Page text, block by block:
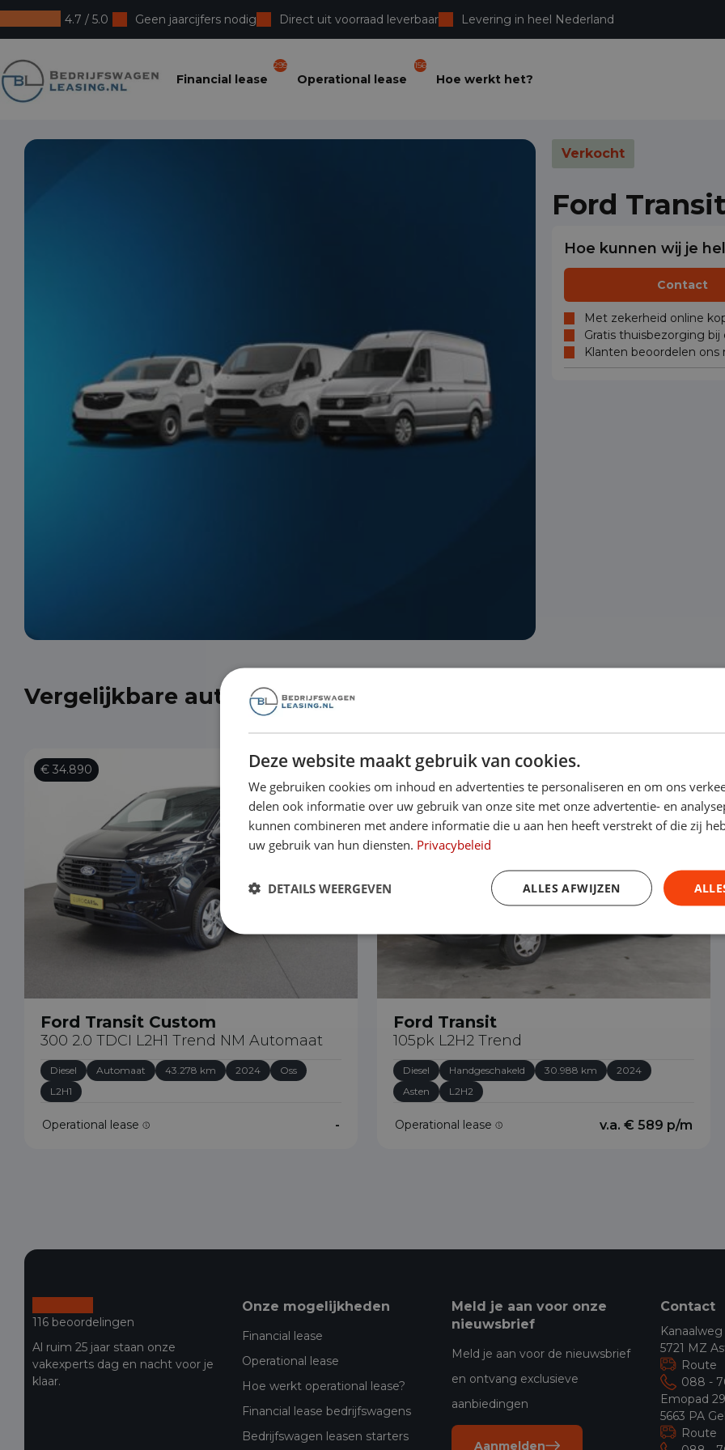
4.7 / 5.0 Geen jaarcijfers nodig Direct uit voorraad leverbaar Levering in heel Nederland
Bedrijfswagenleasing
Financial lease
295
Operational lease
156
Hoe werkt het?
Verkocht
Ford
Hoe kunnen wij je
Contact
Met zekerheid online
Gratis thuisbezorging bij
Klanten beoordelen
Vergelijkbare auto's uit onze voorraad
€ 34.890
Ford Transit Custom
300 2.0 TDCI L2H1 Trend NM Automaat
Diesel Automaat 43.278 km 2024
Oss
L2H1
Operational lease -
€ 28.690
Ford Transit
105pk L2H2 Trend
Diesel Handgeschakeld 30.988 km
2024
Asten
L2H2
Operational lease v.a. € 589 p/m
116 beoordelingen
Al ruim 25 jaar staan onze
vakexperts dag en nacht voor je
klaar.
Onze mogelijkheden
Financial lease
Operational lease
Hoe werkt operational lease?
Financial lease bedrijfswagens
Bedrijfswagen leasen starters
Meld je aan voor onze
nieuwsbrief
Meld je aan voor de nieuwsbrief
en ontvang exclusieve
aanbiedingen
Aanmelden
Contact
5721 MZ
Route
088 -
Emopad
5663 PA
Route
Deze website maakt gebruik van cookies.
We gebruiken cookies om inhoud en advertenties te personaliseren en om ons
delen ook informatie over uw gebruik van onze site met onze advertentie- en
kunnen combineren met andere informatie die u aan hen heeft verstrekt of die zij
uw gebruik van hun diensten. Privacybeleid
ALLES AFWIJZEN
DETAILS WEERGEVEN